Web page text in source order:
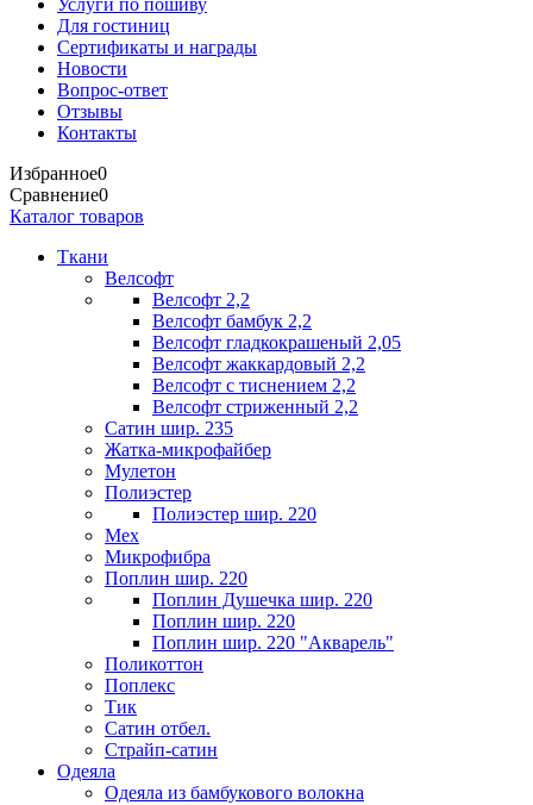
Услуги по пошиву
Для гостиниц
Сертификаты и награды
Новости
Вопрос-ответ
Отзывы
Контакты
Избранное0
Сравнение0
Каталог товаров
Ткани
Велсофт
Велсофт 2,2
Велсофт бамбук 2,2
Велсофт гладкокрашеный 2,05
Велсофт жаккардовый 2,2
Велсофт с тиснением 2,2
Велсофт стриженный 2,2
Сатин шир. 235
Жатка-микрофайбер
Мулетон
Полиэстер
Полиэстер шир. 220
Мех
Микрофибра
Поплин шир. 220
Поплин Душечка шир. 220
Поплин шир. 220
Поплин шир. 220 "Акварель"
Поликоттон
Поплекс
Тик
Сатин отбел.
Страйп-сатин
Одеяла
Одеяла из бамбукового волокна